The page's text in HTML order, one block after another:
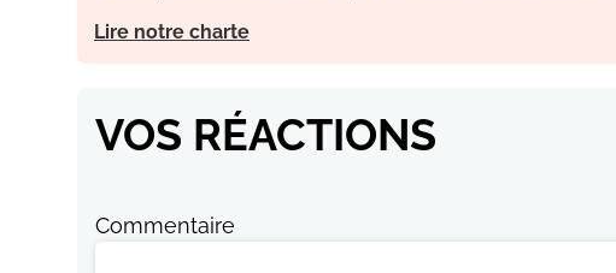
Lire notre charte
VOS RÉACTIONS
Commentaire